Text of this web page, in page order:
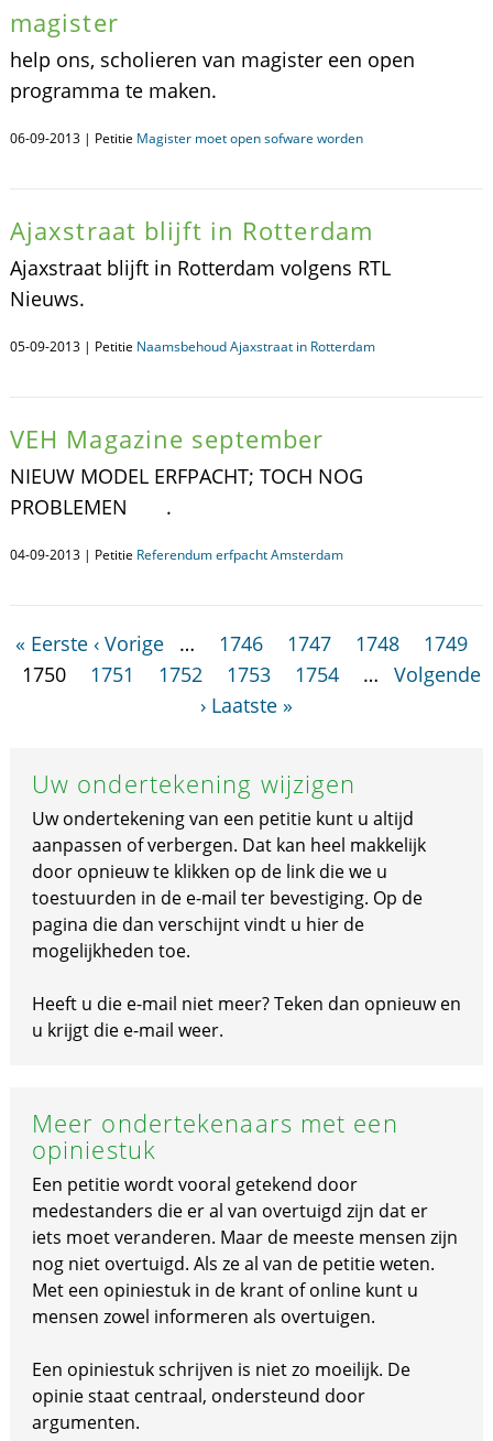
magister
help ons, scholieren van magister een open
programma te maken.
06-09-2013 | Petitie Magister moet open sofware worden
Ajaxstraat blijft in Rotterdam
Ajaxstraat blijft in Rotterdam volgens RTL
Nieuws.
05-09-2013 | Petitie Naamsbehoud Ajaxstraat in Rotterdam
VEH Magazine september
NIEUW MODEL ERFPACHT; TOCH NOG
PROBLEMEN .
04-09-2013 | Petitie Referendum erfpacht Amsterdam
« Eerste ‹ Vorige … 1746 1747 1748
1749
1750
1751 1752 1753 1754 …
Volgende
› Laatste »
Uw ondertekening wijzigen
Uw ondertekening van een petitie kunt u altijd
aanpassen of verbergen. Dat kan heel makkelijk
door opnieuw te klikken op de link die we u
toestuurden in de e-mail ter bevestiging. Op de
pagina die dan verschijnt vindt u hier de
mogelijkheden toe.
Heeft u die e-mail niet meer? Teken dan opnieuw en
u krijgt die e-mail weer.
Meer ondertekenaars met een
opiniestuk
Een petitie wordt vooral getekend door
medestanders die er al van overtuigd zijn dat er
iets moet veranderen. Maar de meeste mensen zijn
nog niet overtuigd. Als ze al van de petitie weten.
Met een opiniestuk in de krant of online kunt u
mensen zowel informeren als overtuigen.
Een opiniestuk schrijven is niet zo moeilijk. De
opinie staat centraal, ondersteund door
argumenten.